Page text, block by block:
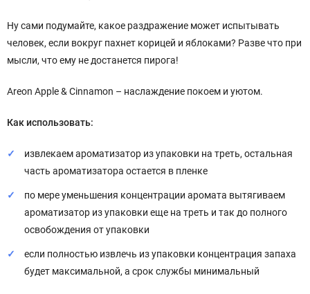
Ну сами подумайте, какое раздражение может испытывать
человек, если вокруг пахнет корицей и яблоками? Разве что при
мысли, что ему не достанется пирога!
Areon Apple & Cinnamon – наслаждение покоем и уютом.
Как использовать:
извлекаем ароматизатор из упаковки на треть, остальная
часть ароматизатора остается в пленке
по мере уменьшения концентрации аромата вытягиваем
ароматизатор из упаковки еще на треть и так до полного
освобождения от упаковки
если полностью извлечь из упаковки концентрация запаха
будет максимальной, а срок службы минимальный